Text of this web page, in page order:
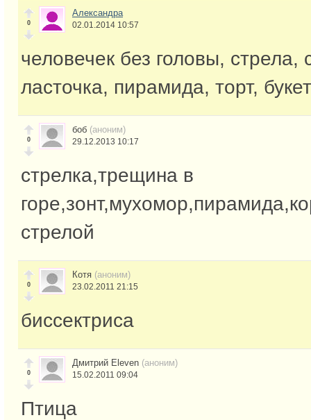
0
Александра
02.01.2014 10:57
человечек без головы, стрела,
ласточка, пирамида, торт, букет
0
боб (аноним)
29.12.2013 10:17
стрелка,трещина в
стрелой
0
Котя (аноним)
23.02.2011 21:15
биссектриса
0
Дмитрий Eleven (аноним)
15.02.2011 09:04
Птица